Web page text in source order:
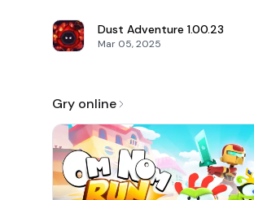
Dust Adventure 1.00.23
Mar 05, 2025
Gry online